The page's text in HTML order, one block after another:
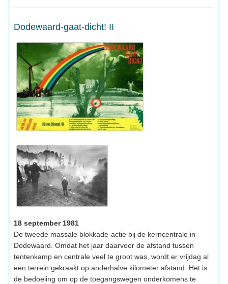
Dodewaard-gaat-dicht! II
18 september 1981
De tweede massale blokkade-actie bij de kerncentrale in
Dodewaard. Omdat het jaar daarvoor de afstand tussen
tentenkamp en centrale veel te groot was, wordt er vrijdag al
een terrein gekraakt op anderhalve kilometer afstand. Het is
de bedoeling om op de toegangswegen onderkomens te